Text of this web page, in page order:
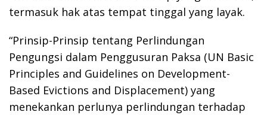
termasuk hak atas tempat tinggal yang layak.
“Prinsip-Prinsip tentang Perlindungan
Pengungsi dalam Penggusuran Paksa (UN Basic
Principles and Guidelines on Development-
Based Evictions and Displacement) yang
menekankan perlunya perlindungan terhadap